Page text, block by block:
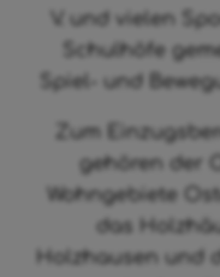
V. und vielen
Schulhöfe
Spiel- und
Zum
gehören der
Wohngebiete
das
Holzhausen und